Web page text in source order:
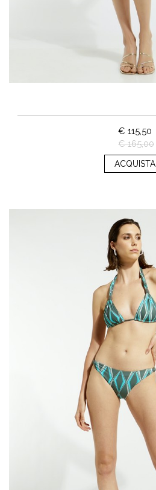
€ 115,50
€ 165,00
ACQUISTA